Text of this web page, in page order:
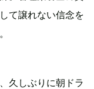
て譲れない信念を
久しぶりに朝ドラ